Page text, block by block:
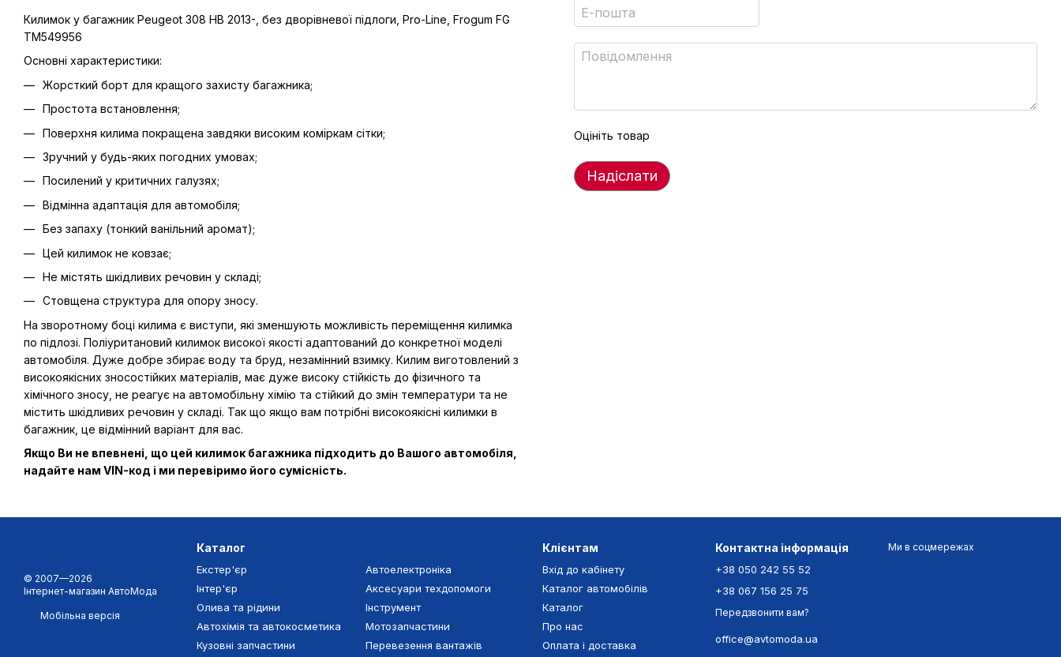
Килимок у багажник Peugeot 308 HB 2013-, без дворівневої підлоги, Pro-Line, Frogum FG
TM549956
Основні характеристики:
Жорсткий борт для кращого захисту багажника;
Простота встановлення;
Поверхня килима покращена завдяки високим коміркам сітки;
Зручний у будь-яких погодних умовах;
Посилений у критичних галузях;
Відмінна адаптація для автомобіля;
Без запаху (тонкий ванільний аромат);
Цей килимок не ковзає;
Не містять шкідливих речовин у складі;
Стовщена структура для опору зносу.
На зворотному боці килима є виступи, які зменшують можливість переміщення килимка
по підлозі. Поліуритановий килимок високої якості адаптований до конкретної моделі
автомобіля. Дуже добре збирає воду та бруд, незамінний взимку. Килим виготовлений з
високоякісних зносостійких матеріалів, має дуже високу стійкість до фізичного та
хімічного зносу, не реагує на автомобільну хімію та стійкий до змін температури та не
містить шкідливих речовин у складі. Так що якщо вам потрібні високоякісні килимки в
багажник, це відмінний варіант для вас.
Якщо Ви не впевнені, що цей килимок багажника підходить до Вашого автомобіля,
надайте нам VIN-код і ми перевіримо його сумісність.
Оцініть товар
Надіслати
© 2007—2026
Інтернет-магазин АвтоМода
Мобільна версія
Каталог
Екстер'єр
Інтер'єр
Олива та рідини
Автохімія та автокосметика
Кузовні запчастини
Автоелектроніка
Аксесуари техдопомоги
Інструмент
Мотозапчастини
Перевезення вантажів
Клієнтам
Вхід до кабінету
Каталог автомобілів
Каталог
Про нас
Оплата і доставка
Контактна інформація
+38 050 242 55 52
+38 067 156 25 75
Передзвонити вам?
office@avtomoda.ua
Ми в соцмережах